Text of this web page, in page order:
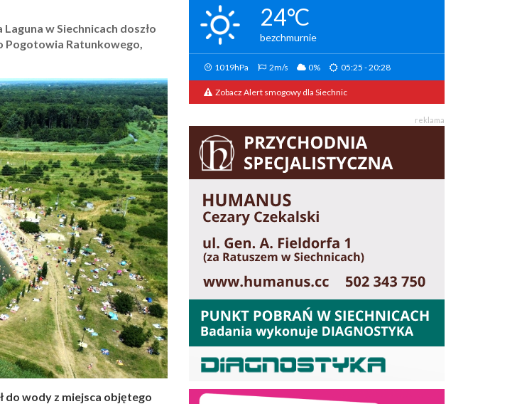
Laguna w Siechnicach doszło
Pogotowia Ratunkowego,
do wody z miejsca objętego
24°C
bezchmurnie
1019hPa 2m/s 0% 05:25 - 20:28
Zobacz Alert smogowy dla Siechnic
reklama